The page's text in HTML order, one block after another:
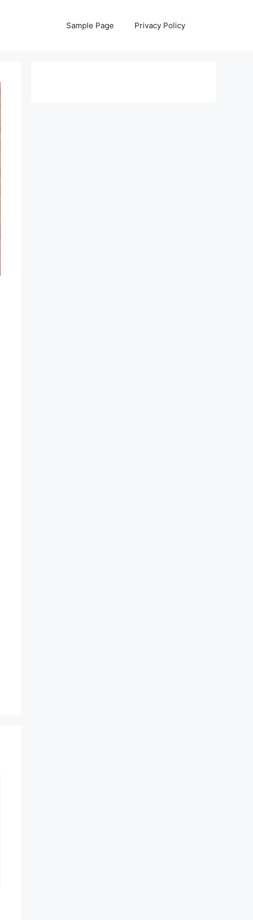
Sample Page Privacy Policy